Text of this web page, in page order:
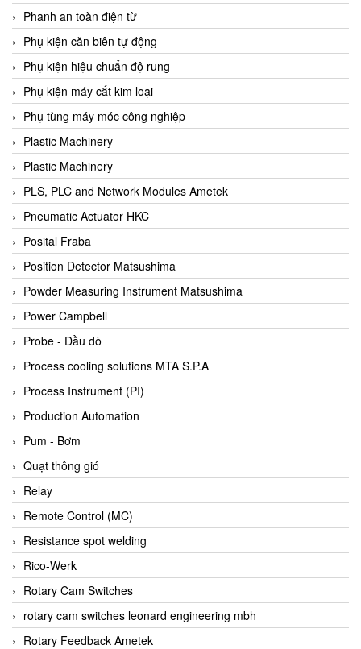
BEKO
Belimo
Benetech Vietnam
Bently Nevada
Bentone Vietnam
Bernstein Vietnam
Berthold
Bestech
Bestech
BETA
Bifold
Bihl+wiedemann
Bihl+wiedemann
Bilz
Binder Connector
Biotech
BirdX Vietnam
BK Vibro
Black Box
BlackBox Vietnam
BLAGDON PUMP
Bloom Engineering
Boneng
Bopp & Reuther Messtechnik
Bosch
Boydcorp
Phanh an toàn điện từ
Phụ kiện căn biên tự động
Phụ kiện hiệu chuẩn độ rung
Phụ kiện máy cắt kim loại
Phụ tùng máy móc công nghiệp
Plastic Machinery
Plastic Machinery
PLS, PLC and Network Modules Ametek
Pneumatic Actuator HKC
Posital Fraba
Position Detector Matsushima
Powder Measuring Instrument Matsushima
Power Campbell
Probe - Đầu dò
Process cooling solutions MTA S.P.A
Process Instrument (PI)
Production Automation
Pum - Bơm
Quạt thông gió
Relay
Remote Control (MC)
Resistance spot welding
Rico-Werk
Rotary Cam Switches
rotary cam switches leonard engineering mbh
Rotary Feedback Ametek